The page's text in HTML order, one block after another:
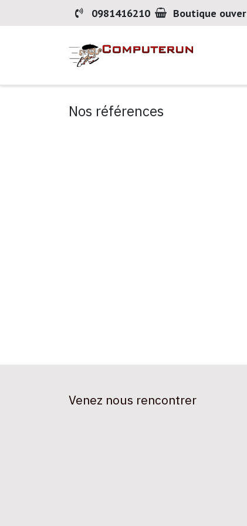
Se rendre au contenu0981416210 Boutique
Nos références
Venez nous rencontrer